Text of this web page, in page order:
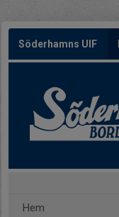
Söderhamns UIF
Hem